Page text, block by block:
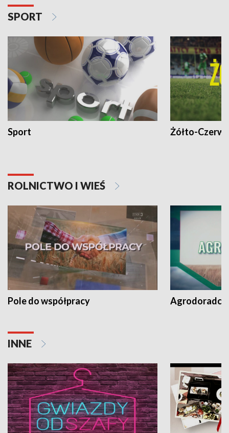
SPORT
Sport Żółto-
ROLNICTWO I WIEŚ
Pole do współpracy Agrodoradcy
INNE